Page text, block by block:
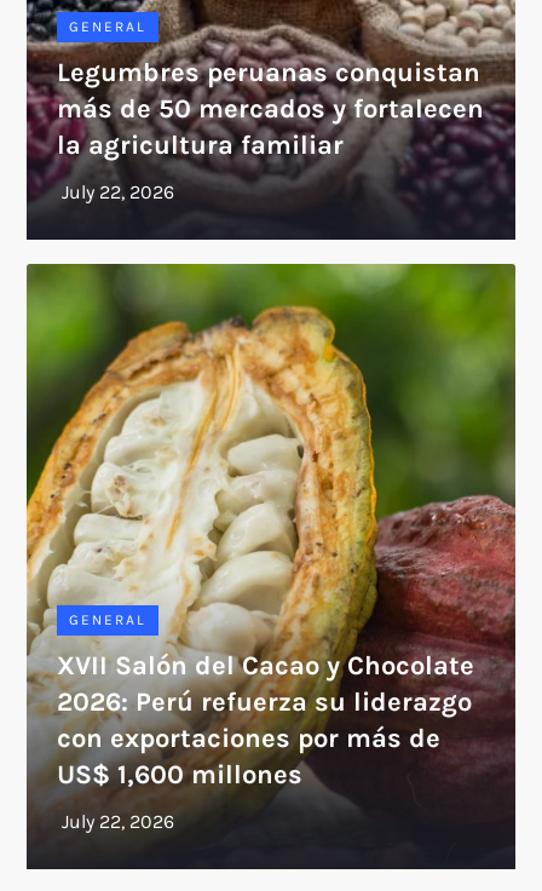
GENERAL
Legumbres peruanas conquistan
más de 50 mercados y fortalecen
la agricultura familiar
GENERAL
XVII Salón del Cacao y Chocolate
2026: Perú refuerza su liderazgo
con exportaciones por más de
US$ 1,600 millones